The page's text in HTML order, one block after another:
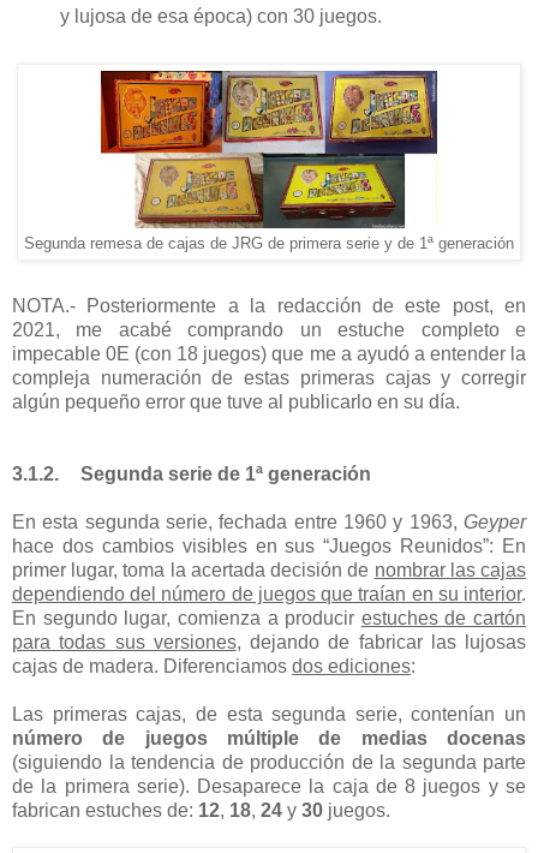
y lujosa de esa época) con 30 juegos.
Segunda remesa de cajas de JRG de primera serie y de 1ª generación
NOTA.- Posteriormente a la redacción de este post, en
2021, me acabé comprando un estuche completo e
impecable 0E (con 18 juegos) que me a ayudó a entender la
compleja numeración de estas primeras cajas y corregir
algún pequeño error que tuve al publicarlo en su día.
3.1.2. Segunda serie de 1ª generación
En esta segunda serie, fechada entre 1960 y 1963, Geyper
hace dos cambios visibles en sus “Juegos Reunidos”: En
primer lugar, toma la acertada decisión de nombrar las cajas
dependiendo del número de juegos que traían en su interior.
En segundo lugar, comienza a producir estuches de cartón
para todas sus versiones, dejando de fabricar las lujosas
cajas de madera. Diferenciamos dos ediciones:
Las primeras cajas, de esta segunda serie, contenían un
número de juegos múltiple de medias docenas
(siguiendo la tendencia de producción de la segunda parte
de la primera serie). Desaparece la caja de 8 juegos y se
fabrican estuches de: 12, 18, 24 y 30 juegos.